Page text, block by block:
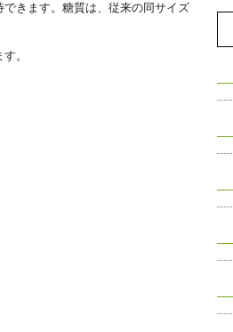
きます。糖質は、従来の同サイズ
。